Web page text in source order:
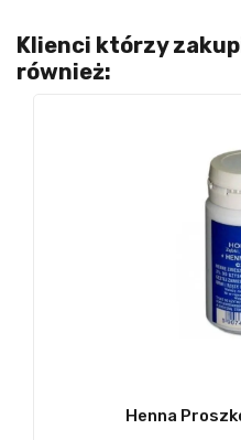
Klienci którzy
również:
Henna